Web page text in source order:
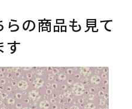
の商品も見て
す